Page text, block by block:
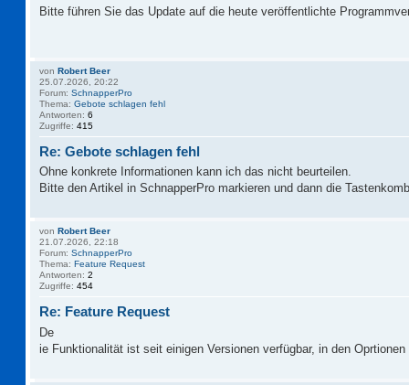
Bitte führen Sie das Update auf die heute veröffentlichte
von Robert Beer
25.07.2026, 20:22
Forum: SchnapperPro
Thema: Gebote schlagen fehl
Antworten: 6
Zugriffe: 415
Re: Gebote schlagen fehl
Ohne konkrete Informationen kann ich das nicht beurteilen.
Bitte den Artikel in SchnapperPro markieren und dann die
von Robert Beer
21.07.2026, 22:18
Forum: SchnapperPro
Thema: Feature Request
Antworten: 2
Zugriffe: 454
Re: Feature Request
De
ie Funktionalität ist seit einigen Versionen verfügbar, in den